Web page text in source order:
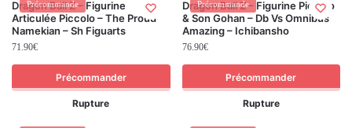
Précommande
Dragon Ball Z – Figurine
Articulée Piccolo – The Proud
Namekian – Sh Figuarts
71.90€
Précommander
Précommande
Dragon Ball Z – Figurine Piccolo
& Son Gohan – Db Vs Omnibus
Amazing – Ichibansho
76.90€
Précommander
Rupture Rupture